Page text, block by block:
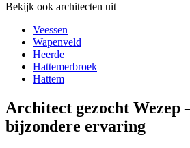
Bekijk ook architecten uit
Veessen
Wapenveld
Heerde
Hattemerbroek
Hattem
Architect gezocht Wezep
bijzondere ervaring